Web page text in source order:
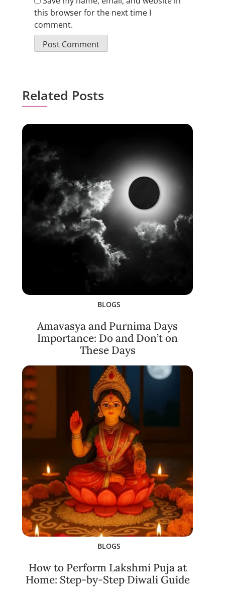
this browser for the next time I
comment.
Related Posts
BLOGS
Amavasya and Purnima Days
Importance: Do and Don’t on
These Days
BLOGS
How to Perform Lakshmi Puja at
Home: Step-by-Step Diwali Guide